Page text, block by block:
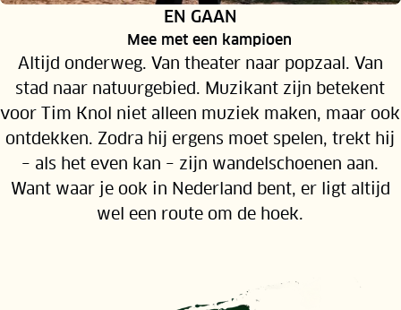
RUBRIEK:
EN GAAN
Mee met een kampioen
Altijd onderweg. Van theater naar popzaal. Van
stad naar natuurgebied. Muzikant zijn betekent
voor Tim Knol niet alleen muziek maken, maar ook
ontdekken. Zodra hij ergens moet spelen, trekt hij
– als het even kan – zijn wandelschoenen aan.
Want waar je ook in Nederland bent, er ligt altijd
wel een route om de hoek.